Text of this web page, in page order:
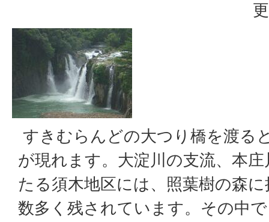
すきむらんどの大つり橋を渡る
が現れます。大淀川の支流、本
たる須木地区には、照葉樹の森
数多く残されています。その中